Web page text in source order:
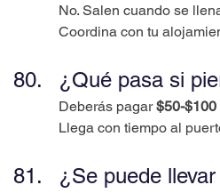
No. Salen cuando se
Coordina con tu
¿Qué pasa si
Deberás pagar $50-$100
Llega con tiempo al
¿Se puede